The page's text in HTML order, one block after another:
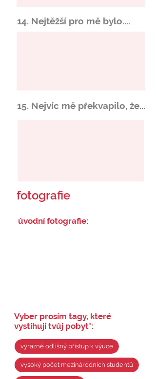
14. Nejtěžší pro mě bylo....
15. Nejvíc mě překvapilo, že...
fotografie
úvodní fotografie:
Vyber prosím tagy, které
vystihují tvůj pobyt*:
výrazně odlišný přístup k výuce
vysoký počet mezinárodních studentů